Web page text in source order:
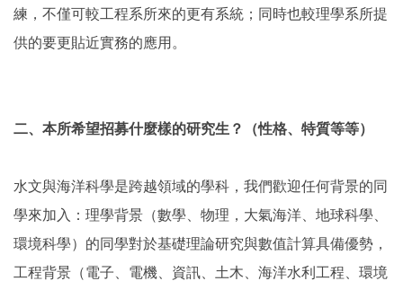
練，不僅可較工程系所來的更有系統；同時也較理學系所提
供的要更貼近實務的應用。
二、本所希望招募什麼樣的研究生？（性格、特質等等）
水文與海洋科學是跨越領域的學科，我們歡迎任何背景的同
學來加入：理學背景（數學、物理，大氣海洋、地球科學、
環境科學）的同學對於基礎理論研究與數值計算具備優勢，
工程背景（電子、電機、資訊、土木、海洋水利工程、環境